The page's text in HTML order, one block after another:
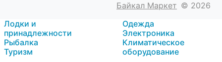
Байкал Маркет © 2026
Лодки и
принадлежности
Рыбалка
Туризм
Одежда
Электроника
Климатическое
оборудование